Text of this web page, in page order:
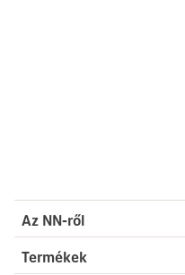
Az NN-ről
Rólunk
Termékek